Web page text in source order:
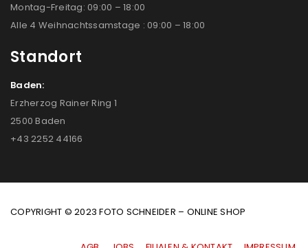
Montag-Freitag: 09:00 – 18:00
Alle 4 Weihnachtssamstage : 09:00 – 18:00
Standort
Baden:
Erzherzog Rainer Ring 1
2500 Baden
+43 2252 44166
COPYRIGHT © 2023 FOTO SCHNEIDER – ONLINE SHOP